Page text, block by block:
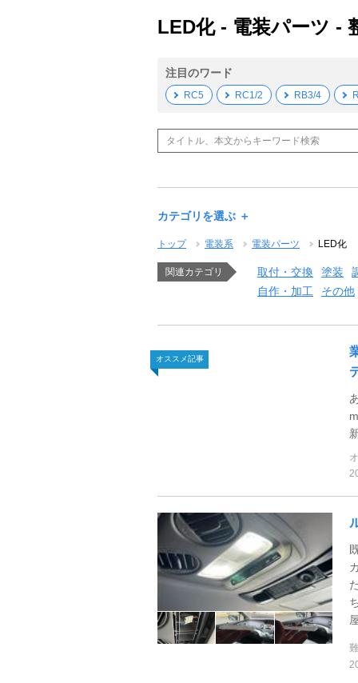
LED化 - 電装パーツ -
注目のワード
RC5 RC1/2 RB3/4
カテゴリを選ぶ ＋
トップ 電装系 電装パーツ LED化
関連カテゴリ 取付・交換 塗装
自作・加工
その他
オススメ記事